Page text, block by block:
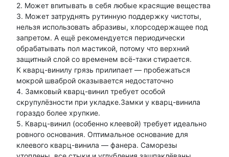
2. Может впитывать в себя любые красящие вещества
3. Может затруднять рутинную поддержку чистоты,
нельзя использовать абразивы, хлорсодержащее под
запретом. А ещё рекомендуется периодически
обрабатывать пол мастикой, потому что верхний
защитный слой со временем всё-таки стирается.
К кварц-винилу грязь прилипает — пробежаться
мокрой шваброй оказывается недостаточно
4. Замковый кварц-винил требует особой
скрупулёзности при укладке.Замки у кварц-винила
гораздо более хрупкие.
5. Кварц-винил (особенно клеевой) требует идеально
ровного основания. Оптимальное основание для
клеевого кварц-винила — фанера. Саморезы